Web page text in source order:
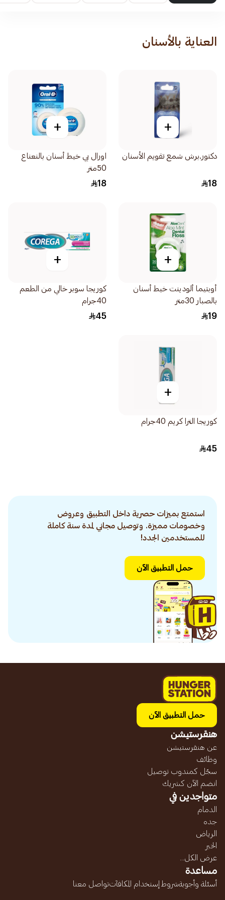
العناية بالأسنان
+
دكتور.برش شمع تقويم الأسنان
18
+
اورال بي خيط أسنان بالنعناع
50متر
18
+
أوبتيما ألودينت خيط أسنان
بالصبار 30متر
19
+
كوريجا سوبر خالي من الطعم
40جرام
45
+
كوريجا الترا كريم 40جرام
45
استمتع بميزات حصرية داخل التطبيق وعروض
وخصومات مميزة. وتوصيل مجاني لمدة سنة كاملة
للمستخدمين الجدد!
حمل التطبيق الآن
حمل التطبيق الآن
هنقرستيشن
عن هنقرستيشن
وظائف
سجّل كمندوب توصيل
انضم الآن كشريك
متواجدين في
الدمام
جده
الرياض
الخبر
عرض الكل...
مساعدة
أسئلة وأجوبةشروط إستخدام المكافآتتواصل معنا